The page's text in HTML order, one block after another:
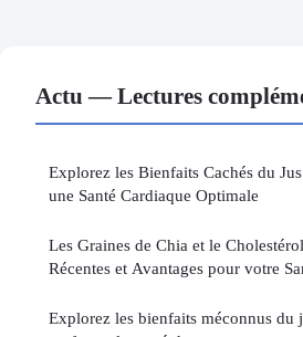
Actu — Lectures
Explorez les Bienfaits Cachés du
une Santé Cardiaque Optimale
Les Graines de Chia et le
Récentes et Avantages pour votre
Explorez les bienfaits méconnus du